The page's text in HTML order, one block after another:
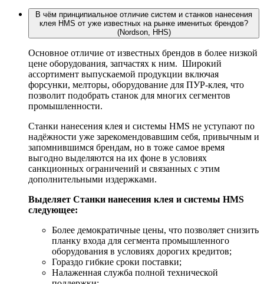
В чём принципиальное отличие систем и станков нанесения
клея HMS от уже известных на рынке именитых брендов?
(Nordson, HHS)
Основное отличие от известных брендов в более низкой
цене оборудования, запчастях к ним. Широкий
ассортимент выпускаемой продукции включая
форсунки, мелторы, оборудование для ПУР-клея, что
позволит подобрать станок для многих сегментов
промышленности.
Станки нанесения клея и системы HMS не уступают по
надёжности уже зарекомендовавшим себя, привычным и
запомнившимся брендам, но в тоже самое время
выгодно выделяются на их фоне в условиях
санкционных ограничений и связанных с этим
дополнительными издержками.
Выделяет Станки нанесения клея и системы HMS
следующее:
Более демократичные цены, что позволяет снизить
планку входа для сегмента промышленного
оборудования в условиях дорогих кредитов;
Гораздо гибкие сроки поставки;
Налаженная служба полной технической